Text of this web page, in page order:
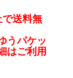
で送料無
うパケッ
はご利用